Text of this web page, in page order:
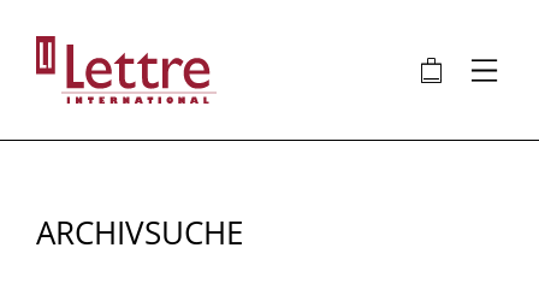
Inhalt
🛍 ⋮
ARCHIVSUCHE